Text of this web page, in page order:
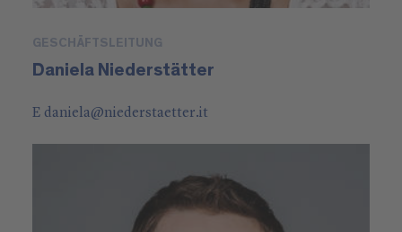
GESCHÄFTSLEITUNG
Daniela Niederstätter
E daniela@niederstaetter.it